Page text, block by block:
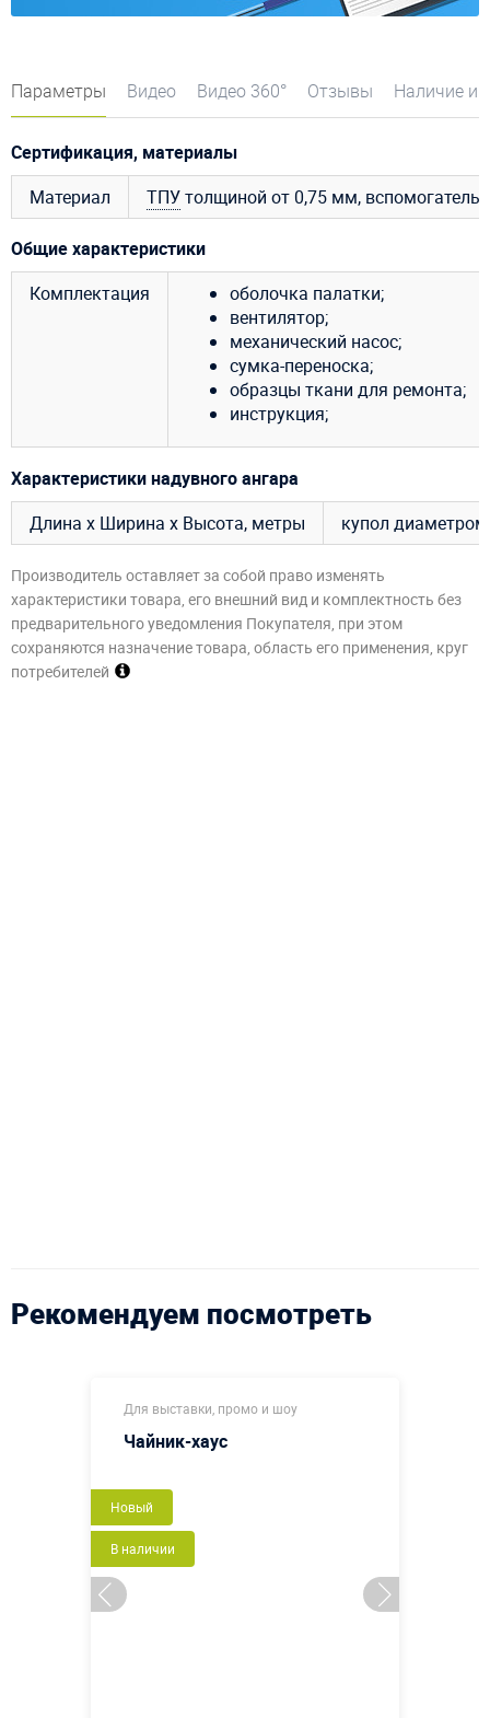
Параметры Видео Видео 360° Отзывы Наличие и
Сертификация, материалы
Материал
ТПУтолщиной от 0,75 мм,
Общие характеристики
Комплектация
оболочка палатки;
вентилятор;
механический насос;
сумка-переноска;
образцы ткани для ремонта;
инструкция;
Характеристики надувного ангара
Длина х Ширина х Высота, метры
купол
Производитель оставляет за собой право изменять
характеристики товара, его внешний вид и комплектность без
предварительного уведомления Покупателя, при этом
сохраняются назначение товара, область его применения, круг
потребителей
Рекомендуем посмотреть
Для выставки, промо и шоу
Чайник-хаус
Новый
В наличии